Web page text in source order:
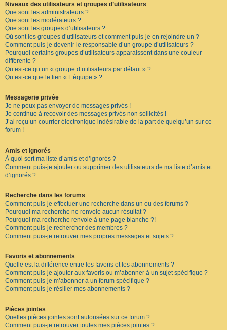
Niveaux des utilisateurs et groupes d’utilisateurs
Que sont les administrateurs ?
Que sont les modérateurs ?
Que sont les groupes d’utilisateurs ?
Où sont les groupes d’utilisateurs et comment puis-je en rejoindre un ?
Comment puis-je devenir le responsable d’un groupe d’utilisateurs ?
Pourquoi certains groupes d’utilisateurs apparaissent dans une couleur
différente ?
Qu’est-ce qu’un « groupe d’utilisateurs par défaut » ?
Qu’est-ce que le lien « L’équipe » ?
Messagerie privée
Je ne peux pas envoyer de messages privés !
Je continue à recevoir des messages privés non sollicités !
J’ai reçu un courrier électronique indésirable de la part de quelqu’un sur ce
forum !
Amis et ignorés
À quoi sert ma liste d’amis et d’ignorés ?
Comment puis-je ajouter ou supprimer des utilisateurs de ma liste d’amis et
d’ignorés ?
Recherche dans les forums
Comment puis-je effectuer une recherche dans un ou des forums ?
Pourquoi ma recherche ne renvoie aucun résultat ?
Pourquoi ma recherche renvoie à une page blanche ?!
Comment puis-je rechercher des membres ?
Comment puis-je retrouver mes propres messages et sujets ?
Favoris et abonnements
Quelle est la différence entre les favoris et les abonnements ?
Comment puis-je ajouter aux favoris ou m’abonner à un sujet spécifique ?
Comment puis-je m’abonner à un forum spécifique ?
Comment puis-je résilier mes abonnements ?
Pièces jointes
Quelles pièces jointes sont autorisées sur ce forum ?
Comment puis-je retrouver toutes mes pièces jointes ?